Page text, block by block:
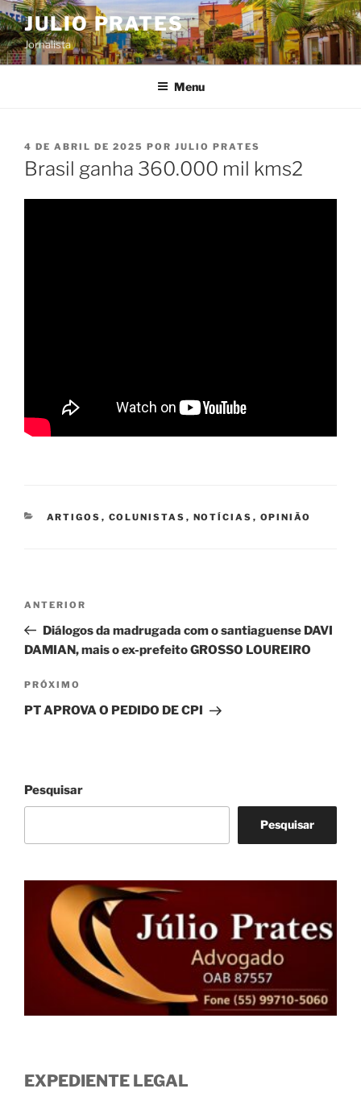
Pular
para
o
conteúdo
JULIO PRATES
Jornalista
Menu
PUBLICADO
EM
4 DE ABRIL DE 2025 POR JULIO PRATES
Brasil ganha 360.000 mil kms2
CATEGORIAS
ARTIGOS , COLUNISTAS , NOTÍCIAS , OPINIÃO
Post
Post
anterior
ANTERIOR
Diálogos da madrugada com o santiaguense DAVI
DAMIAN, mais o ex-prefeito GROSSO LOUREIRO
Próximo
post
PRÓXIMO
PT APROVA O PEDIDO DE CPI
Pesquisar
Pesquisar
EXPEDIENTE LEGAL